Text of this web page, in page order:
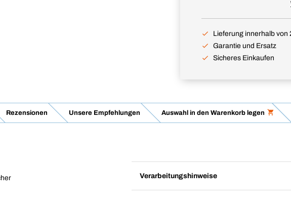
Lieferung innerhalb von
Garantie und Ersatz
Sicheres Einkaufen
Rezensionen Unsere Empfehlungen Auswahl in den Warenkorb legen
Verarbeitungshinweise